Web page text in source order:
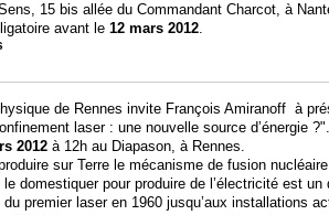
15 bis allée du Commandant Charcot, à
avant le 12 mars 2012.
de Rennes invite François Amiranoff à
laser : une nouvelle source d’énergie
2012 à 12h au Diapason, à Rennes.
sur Terre le mécanisme de fusion
domestiquer pour produire de l’électricité est un
premier laser en 1960 jusqu’aux installations